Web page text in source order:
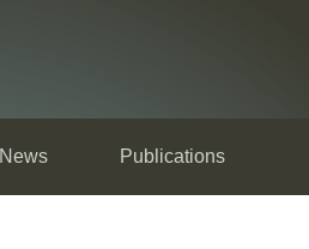
News Publications